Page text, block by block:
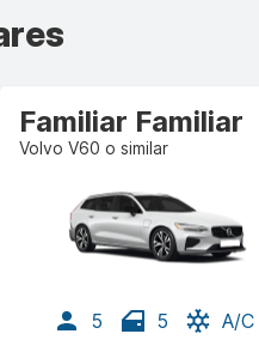
Familiar Familiar
Volvo V60 o similar
5 5
A/C